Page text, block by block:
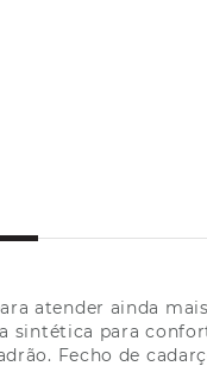
atender ainda
sintética para
Fecho de